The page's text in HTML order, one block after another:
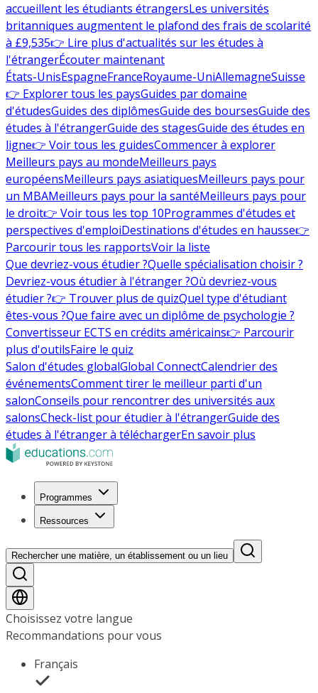
accueillent les étudiants étrangersLes universités
britanniques augmentent le plafond des frais de scolarité
à £9,535👉 Lire plus d'actualités sur les études à
l'étrangerÉcouter maintenant
États-UnisEspagneFranceRoyaume-UniAllemagneSuisse
👉 Explorer tous les paysGuides par domaine
d'étudesGuides des diplômesGuide des boursesGuide des
études à l'étrangerGuide des stagesGuide des études en
ligne👉 Voir tous les guidesCommencer à explorer
Meilleurs pays au mondeMeilleurs pays
européensMeilleurs pays asiatiquesMeilleurs pays pour
un MBAMeilleurs pays pour la santéMeilleurs pays pour
le droit👉 Voir tous les top 10Programmes d'études et
perspectives d'emploiDestinations d'études en hausse👉
Parcourir tous les rapportsVoir la liste
Que devriez-vous étudier ?Quelle spécialisation choisir ?
Devriez-vous étudier à l'étranger ?Où devriez-vous
étudier ?👉 Trouver plus de quizQuel type d'étudiant
êtes-vous ?Que faire avec un diplôme de psychologie ?
Convertisseur ECTS en crédits américains👉 Parcourir
plus d'outilsFaire le quiz
Salon d'études globalGlobal ConnectCalendrier des
événementsComment tirer le meilleur parti d'un
salonConseils pour rencontrer des universités aux
salonsCheck-list pour étudier à l'étrangerGuide des
études à l'étranger à téléchargerEn savoir plus
Programmes
Ressources
Rechercher une matière, un établissement ou un lieu
Choisissez votre langue
Recommandations pour vous
Français